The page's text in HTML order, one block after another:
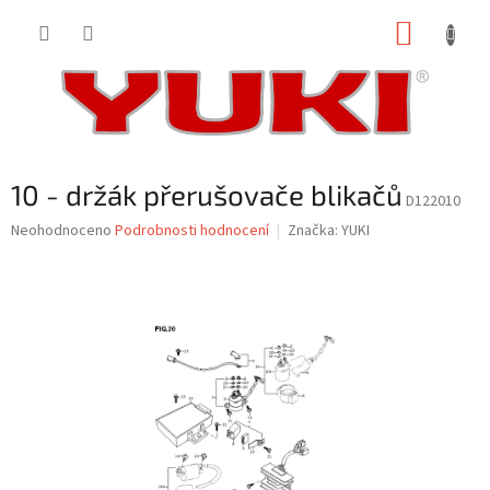
10 - držák přerušovače blikačů D122010
Průměrné
Neohodnoceno Podrobnosti hodnocení Značka: YUKI